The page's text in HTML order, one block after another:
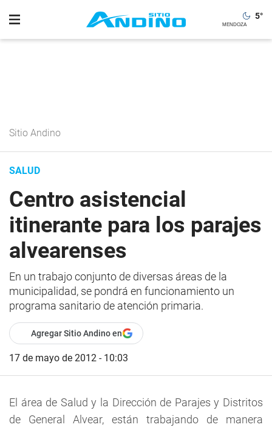
5°
Sitio Andino
SALUD
Centro asistencial
itinerante para los parajes
alvearenses
En un trabajo conjunto de diversas áreas de la
municipalidad, se pondrá en funcionamiento un
programa sanitario de atención primaria.
Agregar Sitio Andino en
17 de mayo de 2012 - 10:03
El área de Salud y la Dirección de Parajes y Distritos
de General Alvear, están trabajando de manera